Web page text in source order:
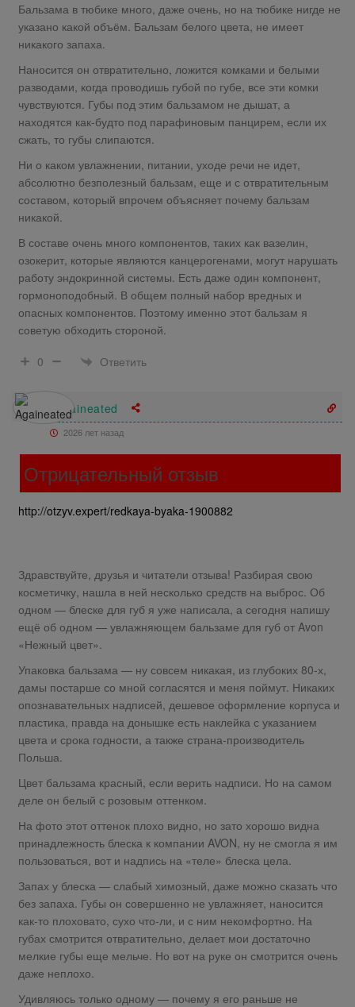
Бальзама в тюбике много, даже очень, но на тюбике нигде не
указано какой объём. Бальзам белого цвета, не имеет
никакого запаха.
Наносится он отвратительно, ложится комками и белыми
разводами, когда проводишь губой по губе, все эти комки
чувствуются. Губы под этим бальзамом не дышат, а
находятся как-будто под парафиновым панцирем, если их
сжать, то губы слипаются.
Ни о каком увлажнении, питании, уходе речи не идет,
абсолютно безполезный бальзам, еще и с отвратительным
составом, который впрочем объясняет почему бальзам
никакой.
В составе очень много компонентов, таких как вазелин,
озокерит, которые являются канцерогенами, могут нарушать
работу эндокринной системы. Есть даже один компонент,
гормоноподобный. В общем полный набор вредных и
опасных компонентов. Поэтому именно этот бальзам я
советую обходить стороной.
0
Ответить
Againeated
2026 лет назад
Отрицательный отзыв
http://otzyv.expert/redkaya-byaka-1900882
Здравствуйте, друзья и читатели отзыва! Разбирая свою
косметичку, нашла в ней несколько средств на выброс. Об
одном — блеске для губ я уже написала, а сегодня напишу
ещё об одном — увлажняющем бальзаме для губ от Avon
«Нежный цвет».
Упаковка бальзама — ну совсем никакая, из глубоких 80-х,
дамы постарше со мной согласятся и меня поймут. Никаких
опознавательных надписей, дешевое оформление корпуса и
пластика, правда на донышке есть наклейка с указанием
цвета и срока годности, а также страна-производитель
Польша.
Цвет бальзама красный, если верить надписи. Но на самом
деле он белый с розовым оттенком.
На фото этот оттенок плохо видно, но зато хорошо видна
принадлежность блеска к компании AVON, ну не смогла я им
пользоваться, вот и надпись на «теле» блеска цела.
Запах у блеска — слабый химозный, даже можно сказать что
без запаха. Губы он совершенно не увлажняет, наносится
как-то плоховато, сухо что-ли, и с ним некомфортно. На
губах смотрится отвратительно, делает мои достаточно
мелкие губы еще мельче. Но вот на руке он смотрится очень
даже неплохо.
Удивляюсь только одному — почему я его раньше не